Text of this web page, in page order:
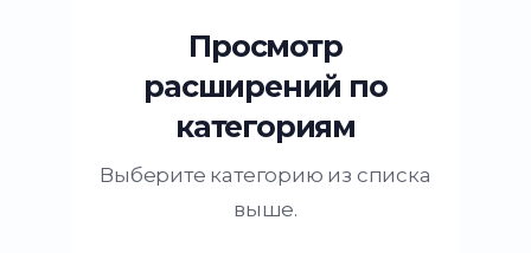
Просмотр
расширений по
категориям
Выберите категорию из списка
выше.